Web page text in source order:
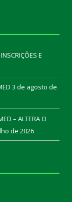
E
3 de agosto de
– ALTERA O
de 2026